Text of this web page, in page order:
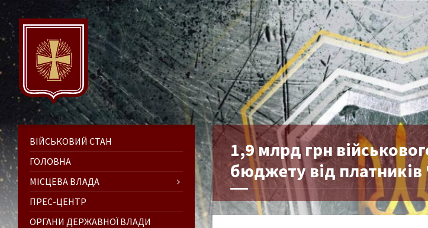
1,9 млрд грн
бюджету від
ВІЙСЬКОВИЙ СТАН
ГОЛОВНА
МІСЦЕВА ВЛАДА
ПРЕС-ЦЕНТР
ОРГАНИ ДЕРЖАВНОЇ ВЛАДИ